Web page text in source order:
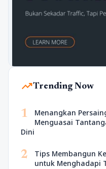
trending_upTrending Now
1
Menangkan
Menguasai
Dini
2
Tips Membangun
untuk Menghadapi